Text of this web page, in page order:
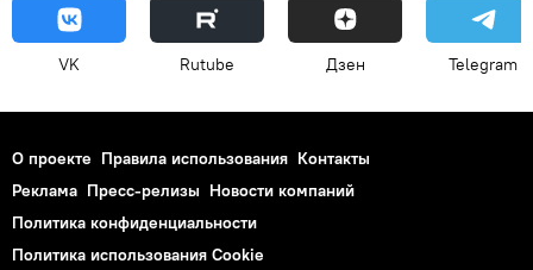
VK Rutube Дзен Telegram
О проекте Правила использования Контакты
Реклама Пресс-релизы Новости компаний
Политика конфиденциальности
Политика использования Cookie